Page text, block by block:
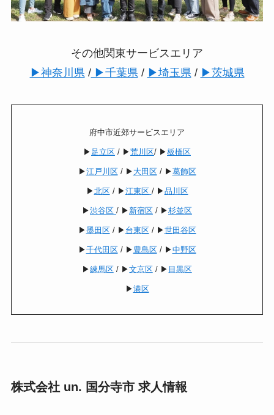
その他関東サービスエリア
▶︎神奈川県/▶︎千葉県/ ▶︎埼玉県/ ▶︎茨城県
府中市近郊サービスエリア
▶︎ 足立区 / ▶︎荒川区/ ▶︎板橋区
▶︎江戸川区/ ▶︎ 大田区/ ▶︎葛飾区
▶︎北区/ ▶︎江東区 / ▶︎品川区
▶︎渋谷区 / ▶︎ 新宿区 / ▶︎杉並区
▶︎墨田区/ ▶︎ 台東区/ ▶︎世田谷区
▶︎千代田区/ ▶︎ 豊島区/ ▶︎中野区
▶︎練馬区 / ▶︎文京区 / ▶︎ 目黒区
▶︎港区
株式会社 un. 国分寺市 求人情報